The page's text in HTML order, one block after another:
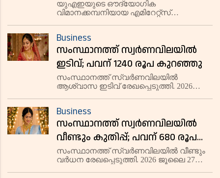
ബുക്ക് ചെയ്യാം;
സാങ്കേതികവിദ്യയിൽ വീണ്ടും
ഞെട്ടിച്ച് യു എ ഇ
യുഎഇയുടെ ഔദ്യോഗിക
വിമാനക്കമ്പനിയായ എമിറേറ്റ്സ്
പ്രമുഖ ക്രിപ്റ്റോകറൻസി പ്ലാറ്റ്‌ഫോമായ
ക്രിപ്റ്റോ ഡോട്ട് കോമുമായി
(Crypto(dot)com) സ
Business
സംസ്ഥാനത്ത് സ്വർണവിലയിൽ
ഇടിവ്; പവന് 1240 രൂപ കുറഞ്ഞു
സംസ്ഥാനത്ത് സ്വർണവിലയിൽ
ആശ്വാസ ഇടിവ് രേഖപ്പെടുത്തി. 2026
1,05,720 രൂപയായി. ഗ്രാമിന് 155 രൂപ
കുറഞ്ഞ് 13,215 രൂപയിലാണ് വ്യാപാരം
നടക്കുന്നത
Business
സംസ്ഥാനത്ത് സ്വര്‍ണവിലയില്‍
വീണ്ടും കുതിപ്പ്; പവന് 680 രൂപ
കൂടി
സംസ്ഥാനത്ത് സ്വർണവിലയിൽ വീണ്ടും
വർധന രേഖപ്പെടുത്തി. 2026 ജൂലൈ 27